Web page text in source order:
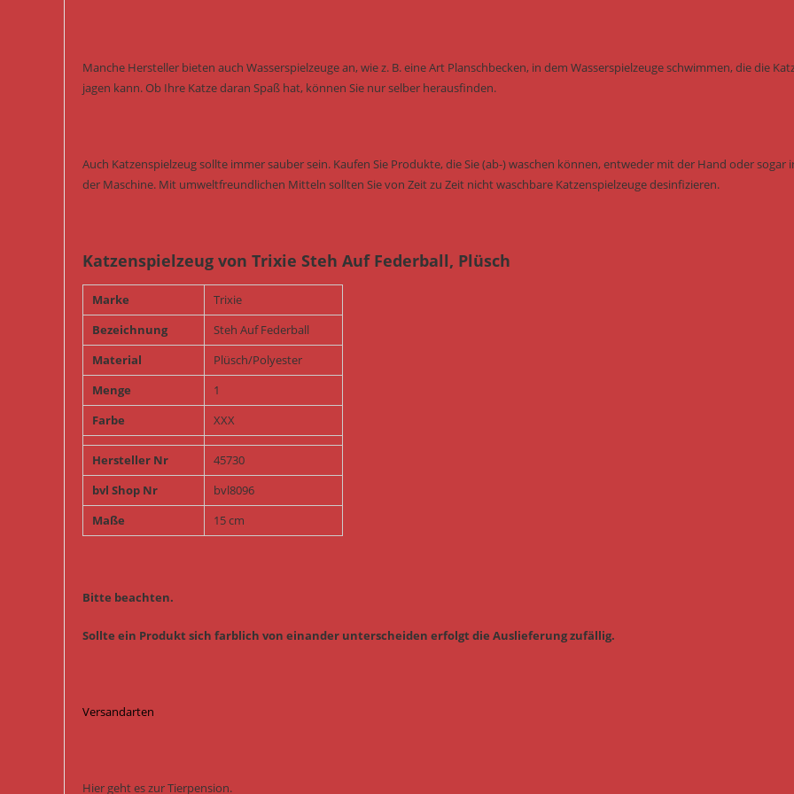
Manche Hersteller bieten auch Wasserspielzeuge an, wie z. B. eine Art Planschbecken, in dem Wasserspielzeuge schwimmen, die die
jagen kann. Ob Ihre Katze daran Spaß hat, können Sie nur selber herausfinden.
Auch Katzenspielzeug sollte immer sauber sein. Kaufen Sie Produkte, die Sie (ab-) waschen können, entweder mit der Hand oder sogar
der Maschine. Mit umweltfreundlichen Mitteln sollten Sie von Zeit zu Zeit nicht waschbare Katzenspielzeuge desinfizieren.
Katzenspielzeug von Trixie Steh Auf Federball, Plüsch
Marke
Trixie
Bezeichnung
Steh Auf Federball
Material
Plüsch/Polyester
Menge
1
Farbe
XXX
Hersteller Nr
45730
bvl Shop Nr
bvl8096
Maße
15 cm
Bitte beachten.
Sollte ein Produkt sich farblich von einander unterscheiden erfolgt die Auslieferung zufällig.
Versandarten
Hier geht es zur Tierpension.